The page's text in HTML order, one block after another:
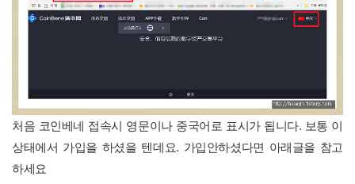
처음 코인베네 접속시 영문이나 중국어로 표시가 됩니다. 보통 이
상태에서 가입을 하셨을 텐데요. 가입안하셨다면 아래글을 참고
하세요